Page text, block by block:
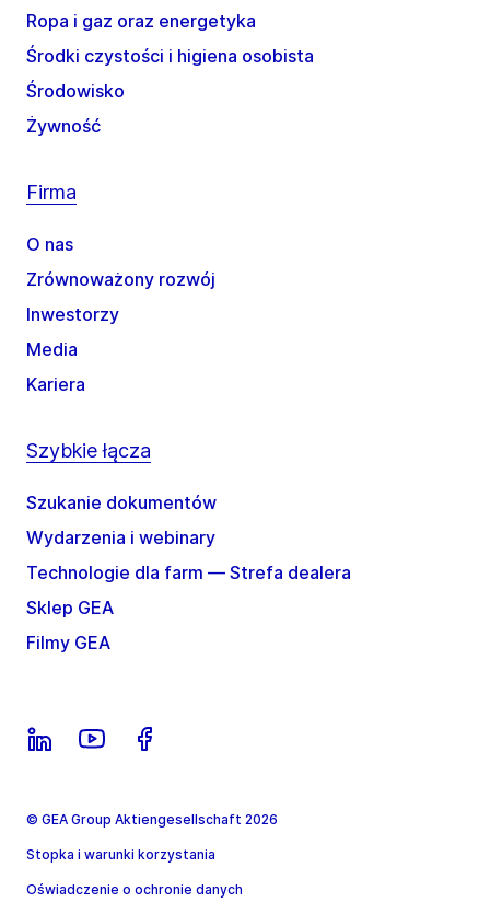
Ropa i gaz oraz energetyka
Środki czystości i higiena osobista
Środowisko
Żywność
Firma
O nas
Zrównoważony rozwój
Inwestorzy
Media
Kariera
Szybkie łącza
Szukanie dokumentów
Wydarzenia i webinary
Technologie dla farm — Strefa dealera
Sklep GEA
Filmy GEA
© GEA Group Aktiengesellschaft 2026
Stopka i warunki korzystania
Oświadczenie o ochronie danych